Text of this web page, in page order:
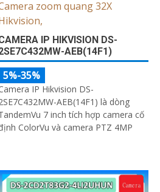
IP HIKVISION DS-
AEB(14F1)
5%-35%
IP Hikvision DS-
AEB(14F1) là dòng
7 inch tích hợp camera cố
ColorVu và camera PTZ 4MP